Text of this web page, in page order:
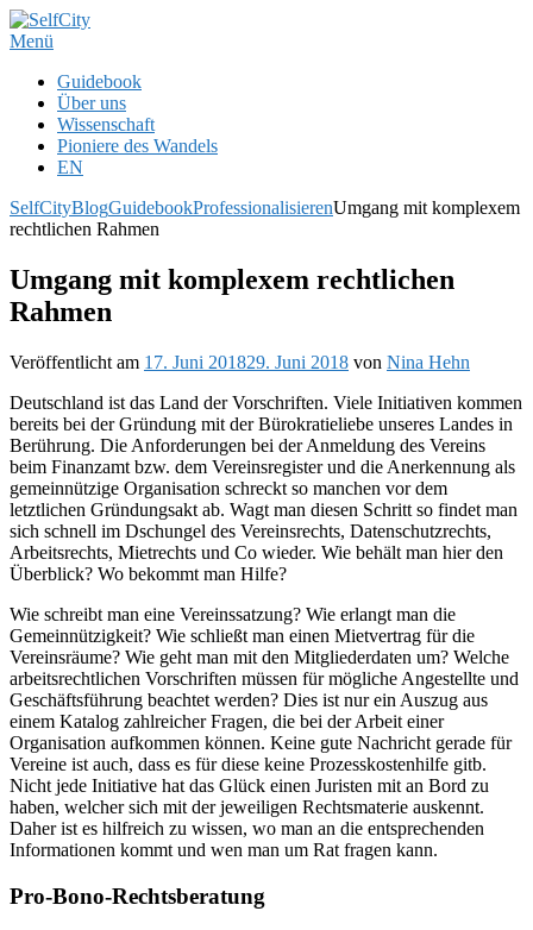
Zum
Inhalt
Menü
Guidebook
Über uns
Wissenschaft
Pioniere des Wandels
EN
SelfCityBlogGuidebookProfessionalisierenUmgang mit komplexem
rechtlichen Rahmen
Umgang mit komplexem rechtlichen
Rahmen
Veröffentlicht am 17. Juni 201829. Juni 2018 von Nina Hehn
Deutschland ist das Land der Vorschriften. Viele Initiativen kommen
bereits bei der Gründung mit der Bürokratieliebe unseres Landes in
Berührung. Die Anforderungen bei der Anmeldung des Vereins
beim Finanzamt bzw. dem Vereinsregister und die Anerkennung als
gemeinnützige Organisation schreckt so manchen vor dem
letztlichen Gründungsakt ab. Wagt man diesen Schritt so findet man
sich schnell im Dschungel des Vereinsrechts, Datenschutzrechts,
Arbeitsrechts, Mietrechts und Co wieder. Wie behält man hier den
Überblick? Wo bekommt man Hilfe?
Wie schreibt man eine Vereinssatzung? Wie erlangt man die
Gemeinnützigkeit? Wie schließt man einen Mietvertrag für die
Vereinsräume? Wie geht man mit den Mitgliederdaten um? Welche
arbeitsrechtlichen Vorschriften müssen für mögliche Angestellte und
Geschäftsführung beachtet werden? Dies ist nur ein Auszug aus
einem Katalog zahlreicher Fragen, die bei der Arbeit einer
Organisation aufkommen können. Keine gute Nachricht gerade für
Vereine ist auch, dass es für diese keine Prozesskostenhilfe gitb.
Nicht jede Initiative hat das Glück einen Juristen mit an Bord zu
haben, welcher sich mit der jeweiligen Rechtsmaterie auskennt.
Daher ist es hilfreich zu wissen, wo man an die entsprechenden
Informationen kommt und wen man um Rat fragen kann.
Pro-Bono-Rechtsberatung